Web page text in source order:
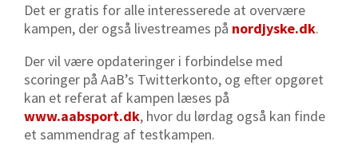
Det er gratis for alle interesserede at overvære
kampen, der også livestreames på nordjyske.dk.
Der vil være opdateringer i forbindelse med
scoringer på AaB’s Twitterkonto, og efter opgøret
kan et referat af kampen læses på
www.aabsport.dk, hvor du lørdag også kan finde
et sammendrag af testkampen.